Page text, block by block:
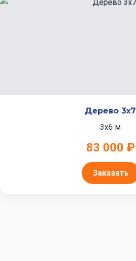
Дерево 3x7
3x6 м
83 000 ₽
Заказать